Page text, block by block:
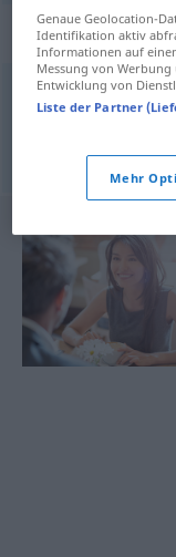
Flasche (ugs.),
© OpenThesaurus.de
Genaue Geolocation-
Identifikation aktiv
Informationen auf
Messung von
Entwicklung von
Liste der Partner
Mehr